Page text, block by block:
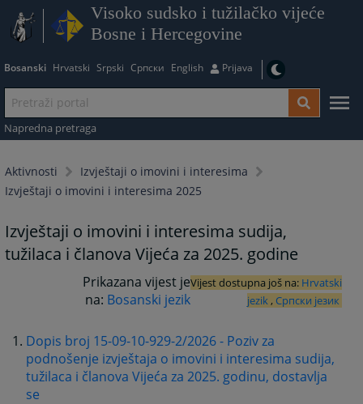
Visoko sudsko i tužilačko vijeće
Bosne i Hercegovine
Bosanski Hrvatski Srpski Српски English Prijava
Napredna pretraga
Aktivnosti
Izvještaji o imovini i interesima
Izvještaji o imovini i interesima 2025
Izvještaji o imovini i interesima sudija,
tužilaca i članova Vijeća za 2025. godine
Prikazana vijest je
na: Bosanski jezik
Vijest dostupna još na: Hrvatski
jezik, Српски језик
Dopis broj 15-09-10-929-2/2026 - Poziv za
podnošenje izvještaja o imovini i interesima sudija,
tužilaca i članova Vijeća za 2025. godinu, dostavlja
se